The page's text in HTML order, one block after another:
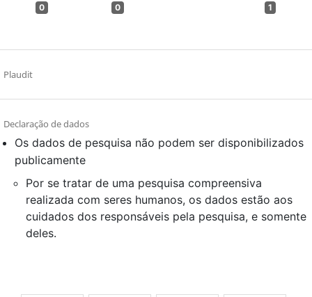
0 0 1
Plaudit
Declaração de dados
Os dados de pesquisa não podem ser disponibilizados
publicamente
Por se tratar de uma pesquisa compreensiva
realizada com seres humanos, os dados estão aos
cuidados dos responsáveis pela pesquisa, e somente
deles.